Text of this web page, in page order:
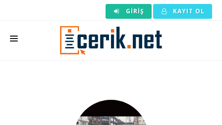
GIRIŞ KAYIT OL